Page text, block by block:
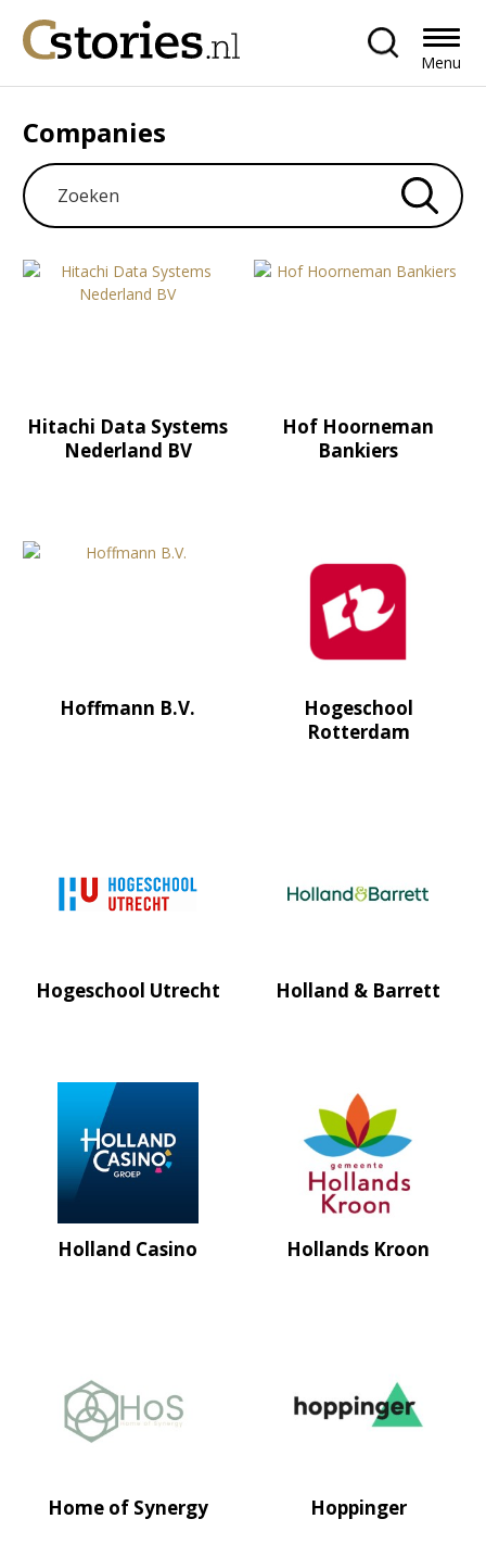
Menu
Companies
Hitachi Data Systems
Nederland BV
Hof Hoorneman
Bankiers
Hoffmann B.V.
Hogeschool
Rotterdam
Hogeschool Utrecht Holland & Barrett
Holland Casino Hollands Kroon
Home of Synergy Hoppinger